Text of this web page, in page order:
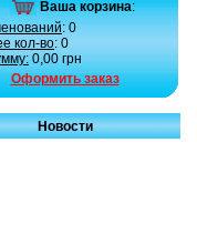
Ваша корзина:
: 0
кол-во: 0
0,00 грн
Оформить заказ
Новости